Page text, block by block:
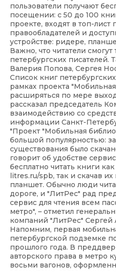
пользователи получают
посещении: с 50 до 100
проекте, входят в топ-
правообладателей и
устройстве: ридере,
Важно, что читатели
петербургских писателей.
Валерия Попова, Сергея
Список книг
рамках проекта
расширяться по мере
рассказал председатель
взаимодействию со
информации Санкт-
"Проект "Мобильная
большой популярностью:
существования было
говорит об удобстве
бесплатно читать книги
litres.ru/spb, так и скачав
планшет. Обычно люди
дороге, и "ЛитРес" рад
сервис для чтения всем
метро", – отметил
компаний "ЛитРес" Сергей
Напомним, первая
петербургской подземке
прошлого года. В
авторского права в метро
восьми вагонов,